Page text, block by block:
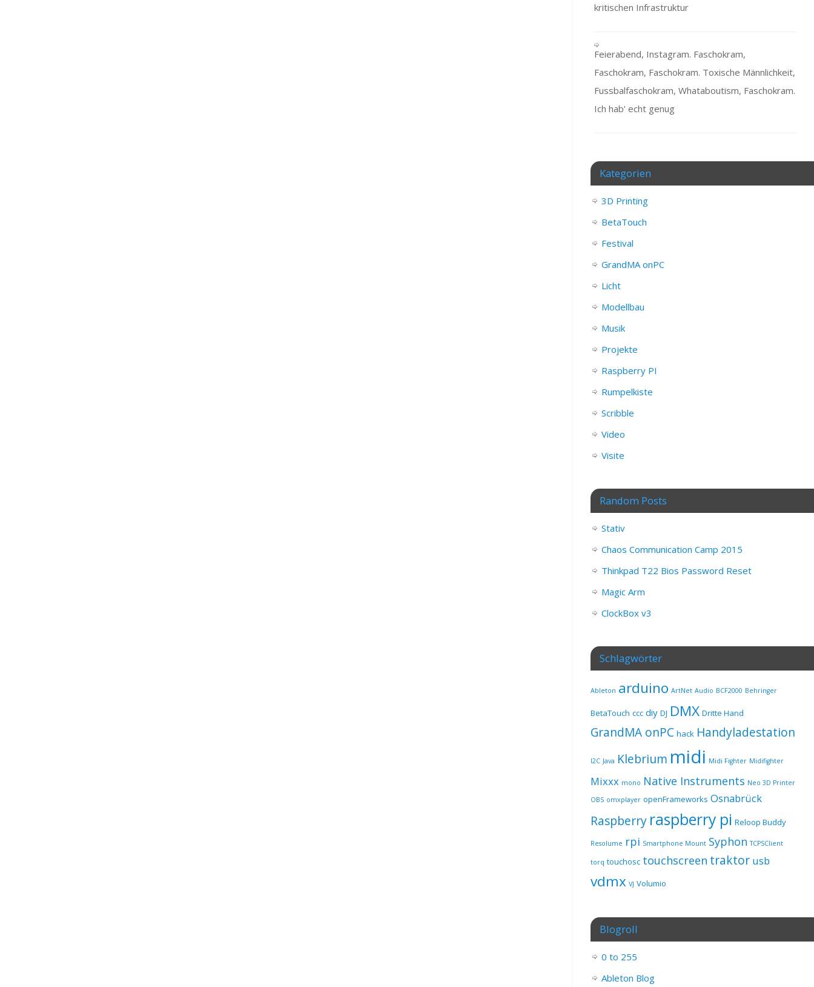
kritischen Infrastruktur
Feierabend, Instagram. Faschokram,
Faschokram, Faschokram. Toxische Männlichkeit,
Fussbalfaschokram, Whataboutism, Faschokram.
Ich hab' echt genug
Kategorien
3D Printing
BetaTouch
Festival
GrandMA onPC
Licht
Modellbau
Musik
Projekte
Raspberry PI
Rumpelkiste
Scribble
Video
Visite
Random Posts
Stativ
Chaos Communication Camp 2015
Thinkpad T22 Bios Password Reset
Magic Arm
ClockBox v3
Schlagwörter
Ableton arduino ArtNet Audio BCF2000 Behringer
BetaTouch ccc diy DJ DMX Dritte Hand
GrandMA onPC hack Handyladestation
I2C Java Klebrium midi Midi Fighter Midifighter
Mixxx mono Native Instruments Neo 3D Printer
OBS omxplayer openFrameworks Osnabrück
Raspberry raspberry pi Reloop Buddy
Resolume rpi Smartphone Mount Syphon TCPSClient
torq touchosc touchscreen traktor usb
vdmx VJ Volumio
Blogroll
0 to 255
Ableton Blog